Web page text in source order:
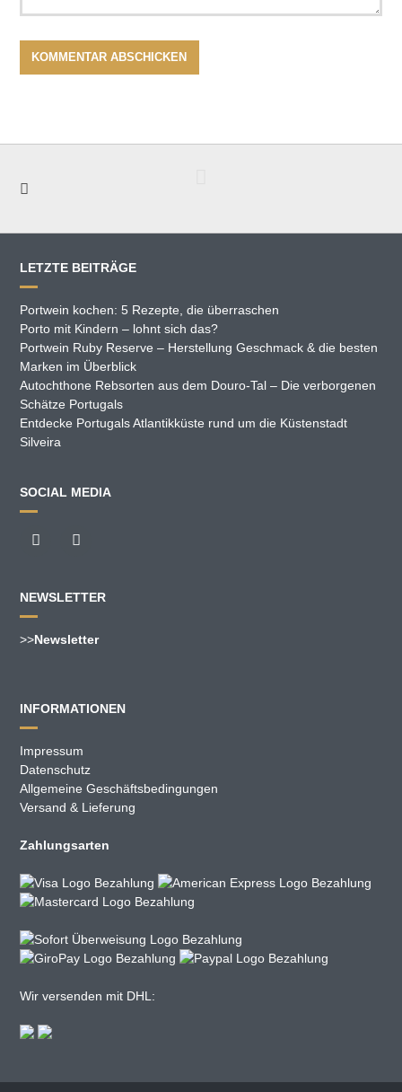
LETZTE BEITRÄGE
Portwein kochen: 5 Rezepte, die überraschen
Porto mit Kindern – lohnt sich das?
Portwein Ruby Reserve – Herstellung Geschmack & die besten
Marken im Überblick
Autochthone Rebsorten aus dem Douro-Tal – Die verborgenen
Schätze Portugals
Entdecke Portugals Atlantikküste rund um die Küstenstadt
Silveira
SOCIAL MEDIA
NEWSLETTER
>>Newsletter
INFORMATIONEN
Impressum
Datenschutz
Allgemeine Geschäftsbedingungen
Versand & Lieferung
Zahlungsarten
Wir versenden mit DHL: